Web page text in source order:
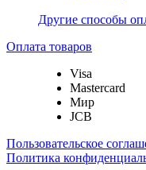
Другие способы
Оплата товаров
Visa
Mastercard
Мир
JCB
Пользовательское
Политика